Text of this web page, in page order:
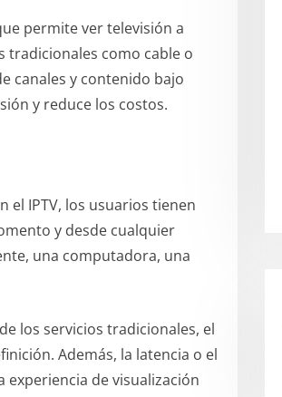
permite ver televisión a
tradicionales como cable o
canales y contenido bajo
y reduce los costos.
el IPTV, los usuarios tienen
y desde cualquier
una computadora, una
los servicios tradicionales, el
Además, la latencia o el
de visualización